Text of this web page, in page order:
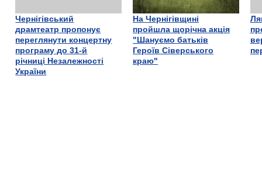
Чернігівський
драмтеатр пропонує
переглянути концертну
програму до 31-й
річниці Незалежності
України
На Чернігівщині
пройшла щорічна акція
"Шануємо батьків
Героїв Сіверського
краю"